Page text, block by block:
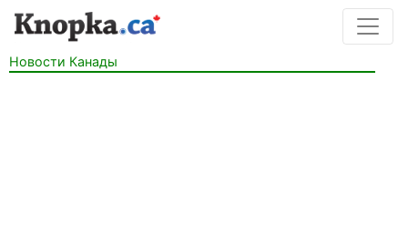
Новости Канады